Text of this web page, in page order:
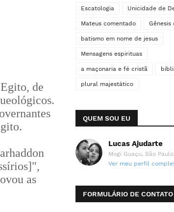
de
as
Escatologia Unicidade de
Mateus comentado Gênesis
batismo em nome de jesus
Mensagens espirituas
a maçonaria e fé cristã
plural majestático
QUEM SOU EU
Lucas Ajudarte
Mogi Guaçu, São
Ver meu perfil
FORMULÁRIO DE CONTATO